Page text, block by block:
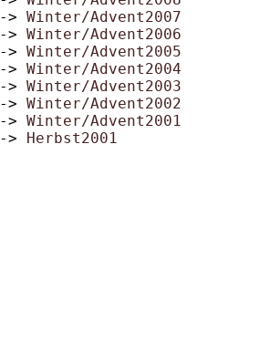
-> Winter/Advent2007
-> Winter/Advent2006
-> Winter/Advent2005
-> Winter/Advent2004
-> Winter/Advent2003
-> Winter/Advent2002
-> Winter/Advent2001
-> Herbst2001